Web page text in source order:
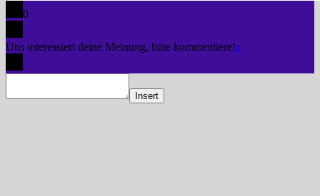
0
Uns interessiert deine Meinung, bitte kommentiere!x
Insert